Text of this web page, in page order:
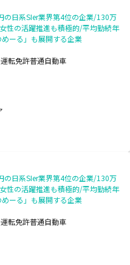
の日系SIer業界第4位の企業/130万
性の活躍推進も積極的/平均勤続年
ーる」も展開する企業
転免許普通自動車
の日系SIer業界第4位の企業/130万
性の活躍推進も積極的/平均勤続年
ーる」も展開する企業
転免許普通自動車